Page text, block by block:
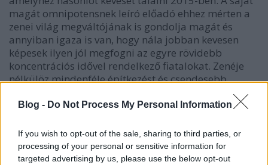
Blog - Do Not Process My Personal Information
If you wish to opt-out of the sale, sharing to third parties, or
processing of your personal or sensitive information for
targeted advertising by us, please use the below opt-out
magát omnipotensnek leíró előadó ehhez mérten a
zenei világ megváltójának is gondolja magát és
annyiban igaza is van, hogy nála jobban kevesen
képesek ilyen jól megfogni az egyre rövidebb
koncentrációs idővel rendelkező fiatalokat. Zenéje
nélkülöz mindenféle építkezést és csendesebb
átkötést, hiszen kinek van ma már ideje ilyenekre?!
Bemutatkozó lemezén ellenben egymást érik az
NOW) mindig csak a most, a most, a MOST a lényeg
és ennek művészi szintű művelésétől válik annyira
jelenidejűvé Clarence Clarity.